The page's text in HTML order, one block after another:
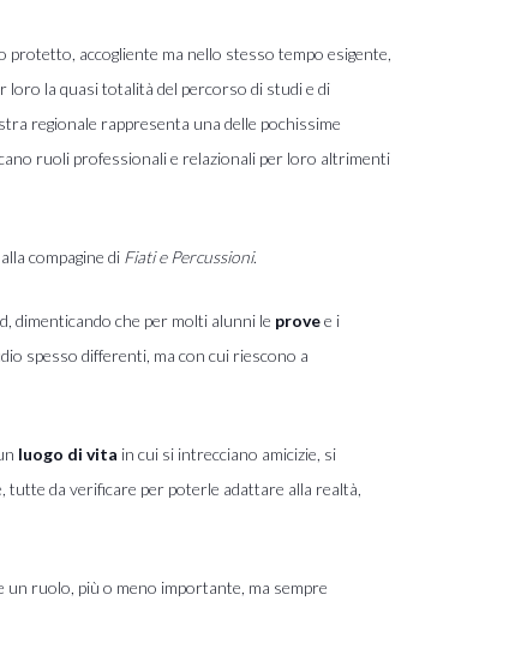
accogliente ma nello stesso tempo esigente,
la quasi totalità del percorso di studi e di
regionale rappresenta una delle pochissime
ruoli professionalie relazionali per loro altrimenti
compagine di Fiati e Percussioni.
dimenticando che per molti alunni le provee i
spesso differenti, ma con cui riescono a
luogo di vita in cui si intrecciano amicizie, si
da verificare per poterle adattare alla realtà,
un ruolo, più o meno importante, ma sempre